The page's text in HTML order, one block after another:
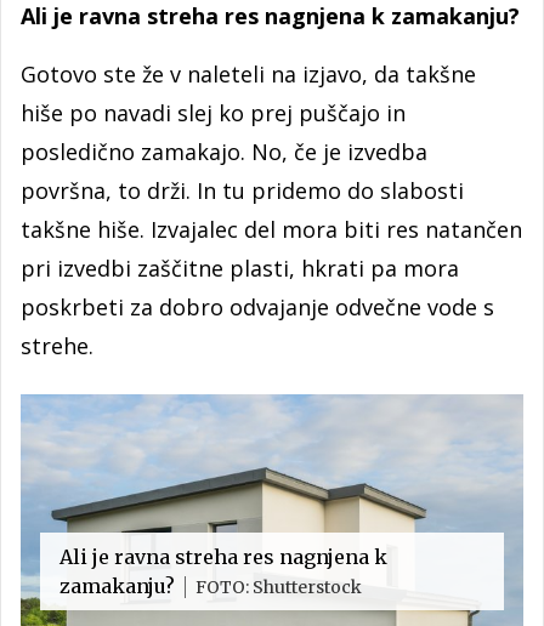
Ali je ravna streha res nagnjena k zamakanju?
Gotovo ste že v naleteli na izjavo, da takšne
hiše po navadi slej ko prej puščajo in
posledično zamakajo. No, če je izvedba
površna, to drži. In tu pridemo do slabosti
takšne hiše. Izvajalec del mora biti res natančen
pri izvedbi zaščitne plasti, hkrati pa mora
poskrbeti za dobro odvajanje odvečne vode s
strehe.
Ali je ravna streha res nagnjena k
zamakanju?
FOTO: Shutterstock